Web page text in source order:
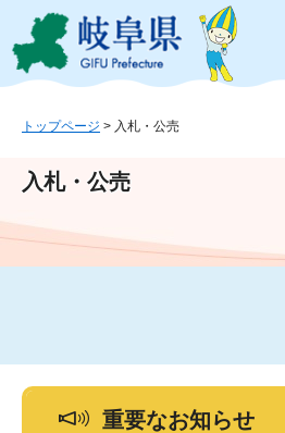
ジ
ュ
文
このページの本
トップページ > 入札・公売
入札・公売
重要なお知らせ